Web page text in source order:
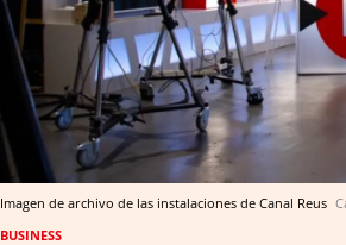
Imagen de archivo de las instalaciones de Canal Reus
BUSINESS